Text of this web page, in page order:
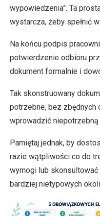
wypowiedzenia”. Ta
wystarcza, żeby spełnić
Na końcu podpis
potwierdzenie odbioru
dokument formalnie i
Tak skonstruowany
potrzebne, bez zbędnych
wprowadzić niepotrzebną
Pamiętaj jednak, by
razie wątpliwości co do
wymogi lub
bardziej nietypowych